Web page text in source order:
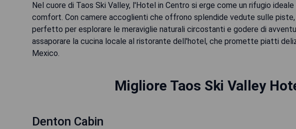
Nel cuore di Taos Ski Valley, l'Hotel in Centro si erge come un rifugio
comfort. Con camere accoglienti che offrono splendide vedute sulle
perfetto per esplorare le meraviglie naturali circostanti e godere di
assaporare la cucina locale al ristorante dell'hotel, che promette piatti
Mexico.
Migliore Taos Ski Valley
Denton Cabin